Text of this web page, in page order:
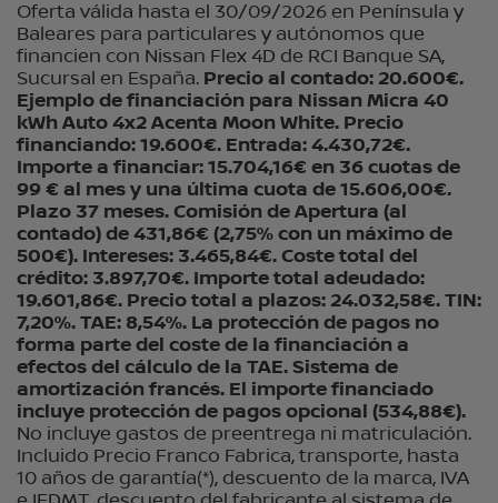
Oferta válida hasta el 30/09/2026 en Península y
Baleares para particulares y autónomos que
financien con Nissan Flex 4D de RCI Banque SA,
Sucursal en España. Precio al contado: 20.600€.
Ejemplo de financiación para Nissan Micra 40
kWh Auto 4x2 Acenta Moon White. Precio
financiando: 19.600€. Entrada: 4.430,72€.
Importe a financiar: 15.704,16€ en 36 cuotas de
99 € al mes y una última cuota de 15.606,00€.
Plazo 37 meses. Comisión de Apertura (al
contado) de 431,86€ (2,75% con un máximo de
500€). Intereses: 3.465,84€. Coste total del
crédito: 3.897,70€. Importe total adeudado:
19.601,86€. Precio total a plazos: 24.032,58€. TIN:
7,20%. TAE: 8,54%. La protección de pagos no
forma parte del coste de la financiación a
efectos del cálculo de la TAE. Sistema de
amortización francés. El importe financiado
incluye protección de pagos opcional (534,88€).
No incluye gastos de preentrega ni matriculación.
Incluido Precio Franco Fabrica, transporte, hasta
10 años de garantía(*), descuento de la marca, IVA